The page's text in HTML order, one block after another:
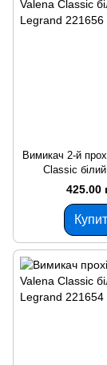
Вимикач 2-й
Classic
425.00